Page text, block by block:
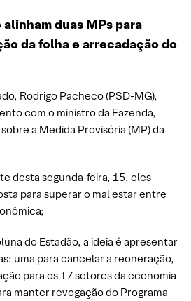
duas MPs para
da folha e arrecadação do
Rodrigo Pacheco (PSD-MG),
com o ministro da Fazenda,
a Medida Provisória (MP) da
desta segunda-feira, 15, eles
para superar o mal estar entre
do Estadão, a ideia é apresentar
uma para cancelar a reoneração,
para os 17 setores da economia
manter revogação do Programa